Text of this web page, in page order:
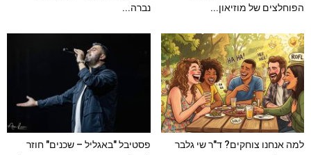
הפוחלצים של מוזיאון...
נברה...
למה אנחנו צוחקים? ד"ר שי גלבר
פסטיבל "באגליל – שכנים" חוזר